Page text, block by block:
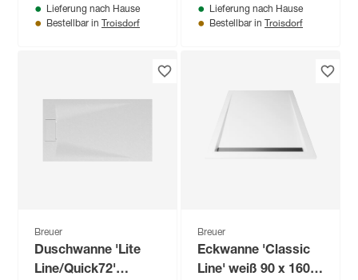
Lieferung nach Hause
Bestellbar in Troisdorf
Lieferung nach Hause
Bestellbar in Troisdorf
Breuer
Duschwanne 'Lite
Line/Quick72'
Breuer
Eckwanne 'Classic
Line' weiß 90 x 160